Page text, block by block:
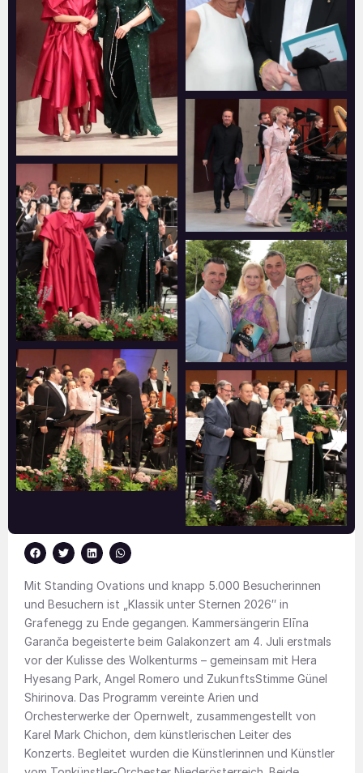
Mit Standing Ovations und knapp 5.000 Besucherinnen
und Besuchern ist „Klassik unter Sternen 2026″ in
Grafenegg zu Ende gegangen. Kammersängerin Elīna
Garanča begeisterte beim Galakonzert am 4. Juli erstmals
vor der Kulisse des Wolkenturms – gemeinsam mit Hera
Hyesang Park, Angel Romero und ZukunftsStimme Günel
Shirinova. Das Programm vereinte Arien und
Orchesterwerke der Opernwelt, zusammengestellt von
Karel Mark Chichon, dem künstlerischen Leiter des
Konzerts. Begleitet wurden die Künstlerinnen und Künstler